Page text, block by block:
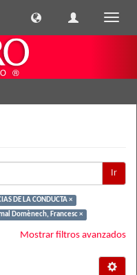
Ir
DE LA CONDUCTA ×
Domènech, Francesc ×
Mostrar filtros avanzados